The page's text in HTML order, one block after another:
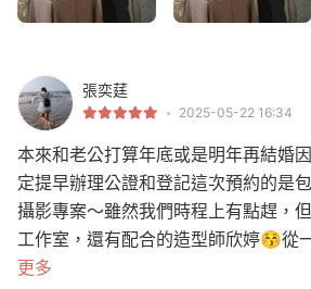
張奕莛
2025-05-22 16:34
本來和老公打算年底或是明年再結婚
定提早辦理公證和登記這次預約的是
攝影專案～雖然我們時程上有點趕，
工作室，還有配合的造型師欣婷😚從
更多